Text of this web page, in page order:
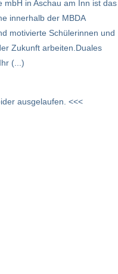
mbH in Aschau am Inn ist das
innerhalb der MBDA
motivierte Schülerinnen und
Zukunft arbeiten.Duales
(...)
ausgelaufen. <<<